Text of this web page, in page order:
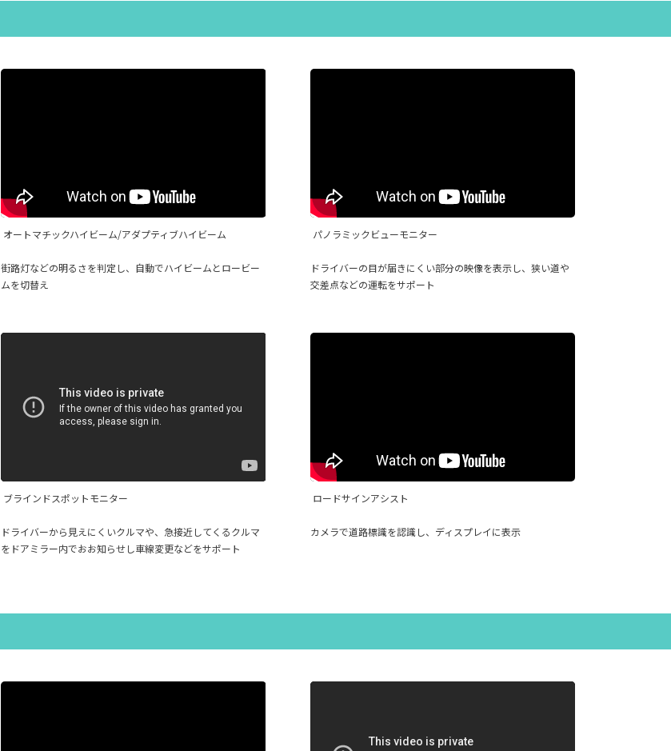
オートマチックハイビーム/アダプティブハイビーム
街路灯などの明るさを判定し、自動でハイビームとロービー
ムを切替え
パノラミックビューモニター
ドライバーの目が届きにくい部分の映像を表示し、狭い道や
交差点などの運転をサポート
ブラインドスポットモニター
ドライバーから見えにくいクルマや、急接近してくるクルマ
をドアミラー内でおお知らせし車線変更などをサポート
ロードサインアシスト
カメラで道路標識を認識し、ディスプレイに表示